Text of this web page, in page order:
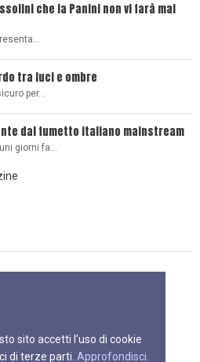
che la Panini non vi farà mai
tra luci e ombre
per…
dal fumetto italiano mainstream
giorni fa…
sito accetti l’uso di cookie
di terze parti. Approfondisci